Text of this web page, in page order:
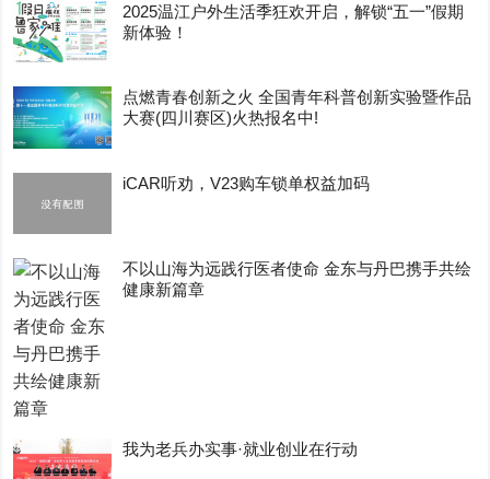
2025温江户外生活季狂欢开启，解锁“五一”假期
新体验！
点燃青春创新之火 全国青年科普创新实验暨作品
大赛(四川赛区)火热报名中!
iCAR听劝，V23购车锁单权益加码
不以山海为远践行医者使命 金东与丹巴携手共绘
健康新篇章
我为老兵办实事·就业创业在行动